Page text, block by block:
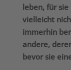
leben, für
vielleicht
immerhin
andere,
bevor sie